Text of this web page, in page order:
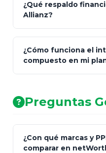
¿Qué respaldo
Allianz?
AA (Muy
¿Cómo funciona el
compuesto en mi
Preguntas
¿Con qué marcas y
comparar en